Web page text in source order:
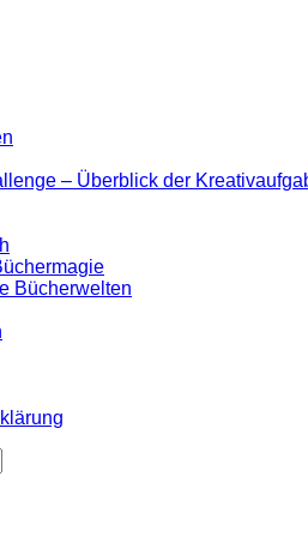
– Überblick der
Bücherwelten